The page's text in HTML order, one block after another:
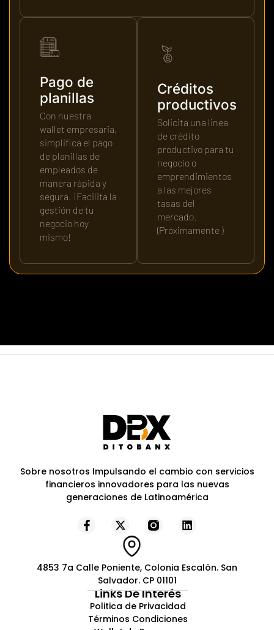
Pago de
planillas
Con nuestra
wallet empresaria,
simplifica el pago
de planillas de
empleados de
manera rápida y
segura. ¡Facilita la
gestión de tu
negocio hoy
mismo!
Créditos
productivos
Solicita una linea
de crédito
productivo para tu
negocio o
emprendimientos
a las mejores
tasas del
mercado.
(Próximamente )
Sobre nosotros Impulsando el cambio con servicios
financieros innovadores para las nuevas
generaciones de Latinoamérica
4853 7a Calle Poniente, Colonia Escalón. San
Salvador. CP 01101
Links De Interés
Politica de Privacidad
Términos Condiciones